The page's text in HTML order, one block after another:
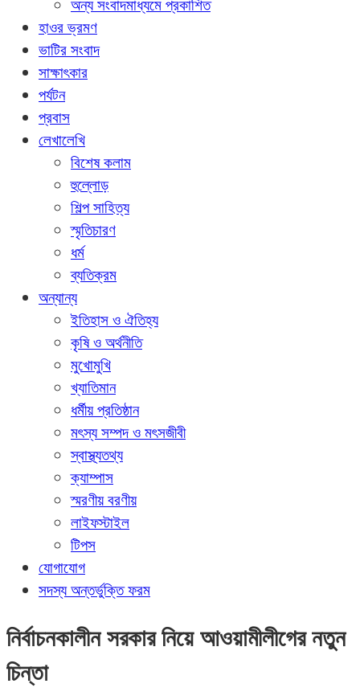
অন্য সংবাদমাধ্যমে প্রকাশিত
হাওর ভ্রমণ
ভাটির সংবাদ
সাক্ষাৎকার
পর্যটন
প্রবাস
লেখালেখি
বিশেষ কলাম
হুল্লোড়
শিল্প সাহিত্য
স্মৃতিচারণ
ধর্ম
ব্যতিক্রম
অন্যান্য
ইতিহাস ও ঐতিহ্য
কৃষি ও অর্থনীতি
মুখোমুখি
খ্যাতিমান
ধর্মীয় প্রতিষ্ঠান
মৎস্য সম্পদ ও মৎসজীবী
স্বাস্থ্যতথ্য
ক্যাম্পাস
স্মরণীয় বরণীয়
লাইফস্টাইল
টিপস
যোগাযোগ
সদস্য অন্তর্ভুক্তি ফরম
নির্বাচনকালীন সরকার নিয়ে আওয়ামীলীগের নতুন
চিন্তা